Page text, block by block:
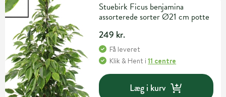
Stuebirk Ficus benjamina
assorterede sorter Ø21 cm potte
249 kr.
Få leveret
Klik & Hent i11 centre
Læg i kurv